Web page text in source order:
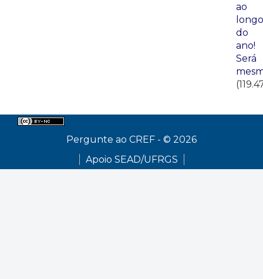
ao
longo
do
ano!
Será
Pergunte ao CREF - © 2026
Apoio SEAD/UFRGS